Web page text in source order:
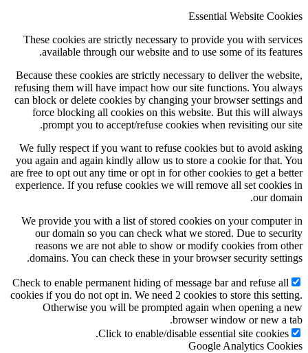
Essential Website
These cookies are strictly necessary to provide you with
available through our website and to use some of its
Because these cookies are strictly necessary to deliver the
refusing them will have impact how our site functions. You
can block or delete cookies by changing your browser settings
force blocking all cookies on this website. But this will
prompt you to accept/refuse cookies when revisiting our
We fully respect if you want to refuse cookies but to avoid
you again and again kindly allow us to store a cookie for that.
are free to opt out any time or opt in for other cookies to get a
experience. If you refuse cookies we will remove all set
our
We provide you with a list of stored cookies on your
our domain so you can check what we stored. Due to
reasons we are not able to show or modify cookies from
domains. You can check these in your browser security
Check to enable permanent hiding of message bar and refuse
cookies if you do not opt in. We need 2 cookies to store this
Otherwise you will be prompted again when opening a
browser window or new a
Click to enable/disable essential site
Google Analytics